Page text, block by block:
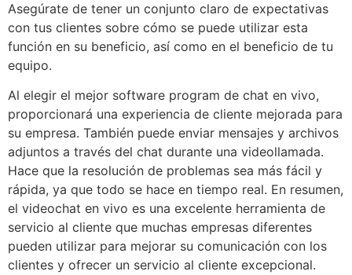
Asegúrate de tener un conjunto claro de expectativas
con tus clientes sobre cómo se puede utilizar esta
función en su beneficio, así como en el beneficio de tu
equipo.
Al elegir el mejor software program de chat en vivo,
proporcionará una experiencia de cliente mejorada para
su empresa. También puede enviar mensajes y archivos
adjuntos a través del chat durante una videollamada.
Hace que la resolución de problemas sea más fácil y
rápida, ya que todo se hace en tiempo real. En resumen,
el videochat en vivo es una excelente herramienta de
servicio al cliente que muchas empresas diferentes
pueden utilizar para mejorar su comunicación con los
clientes y ofrecer un servicio al cliente excepcional.